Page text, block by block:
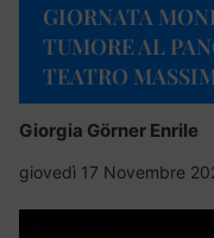
GIORNATA
TUMORE AL
TEATRO
Giorgia Görner Enrile
giovedì 17 Novembre